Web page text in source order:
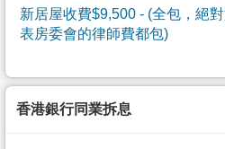
新居屋收費$9,500 - (全包，絕
表房委會的律師費都包)
香港銀行同業拆息